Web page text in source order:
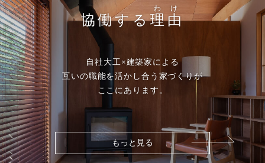
協働する理由
わけ
自社大工×建築家による
互いの職能を活かし合う家づくりが
ここにあります。
もっと見る